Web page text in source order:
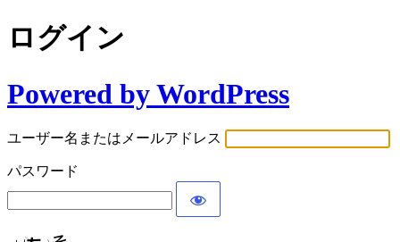
ログイン
Powered by WordPress
ユーザー名またはメールアドレス
パスワード